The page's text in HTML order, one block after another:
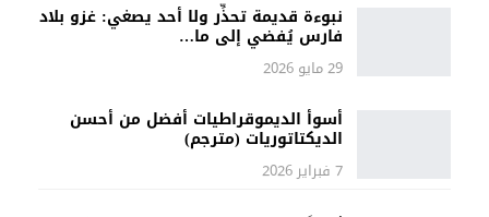
نبوءة قديمة تحذِّر ولا أحد يصغي: غزو بلاد
فارس يُفضي إلى ما…
29 مايو 2026
أسوأ الديموقراطيات أفضل من أحسن
الديكتاتوريات (مترجم)
7 فبراير 2026